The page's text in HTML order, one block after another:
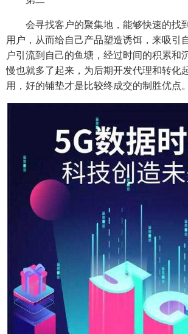
会寻找客户的聚集地，能够快速的找
用户，从而给自己产品塑造诱饵，来吸引
户引流到自己的鱼塘，经过时间的积累和
慢也就多了起来，为后期开发代理和转化
用，好的铺垫才是比较终成交的制胜优点。